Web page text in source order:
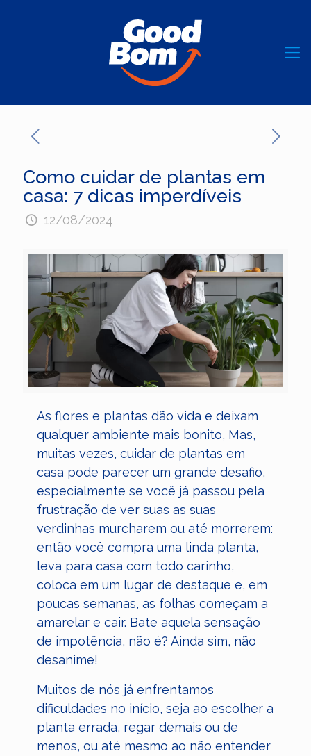
Como cuidar de plantas em
casa: 7 dicas imperdíveis
12/08/2024
As flores e plantas dão vida e deixam
qualquer ambiente mais bonito, Mas,
muitas vezes, cuidar de plantas em
casa pode parecer um grande desafio,
especialmente se você já passou pela
frustração de ver suas as suas
verdinhas murcharem ou até morrerem:
então você compra uma linda planta,
leva para casa com todo carinho,
coloca em um lugar de destaque e, em
poucas semanas, as folhas começam a
amarelar e cair. Bate aquela sensação
de impotência, não é? Ainda sim, não
desanime!
Muitos de nós já enfrentamos
dificuldades no início, seja ao escolher a
planta errada, regar demais ou de
menos, ou até mesmo ao não entender